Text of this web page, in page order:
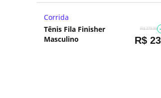
Corrida
Tênis Fila Finisher
Masculino
R$ 379,99
R$